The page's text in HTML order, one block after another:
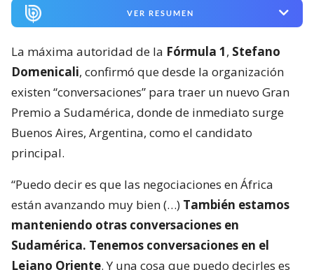
VER RESUMEN
La máxima autoridad de la Fórmula 1, Stefano
Domenicali, confirmó que desde la organización
existen “conversaciones” para traer un nuevo Gran
Premio a Sudamérica, donde de inmediato surge
Buenos Aires, Argentina, como el candidato
principal.
“Puedo decir es que las negociaciones en África
están avanzando muy bien (…) También estamos
manteniendo otras conversaciones en
Sudamérica. Tenemos conversaciones en el
Lejano Oriente. Y una cosa que puedo decirles es